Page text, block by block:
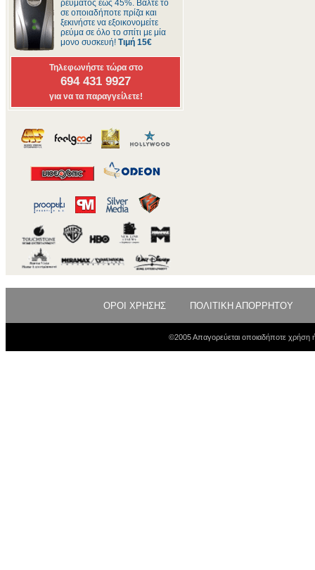
ρεύματος εως 45%. Βάλτε το
σε οποιαδήποτε πρίζα και
ξεκινήστε να εξοικονομείτε
ρεύμα σε όλο το σπίτι με μία
μονο συσκευή! Τιμή 15€
Τηλεφωνήστε τώρα στο
694 431 9927
για να τα παραγγείλετε!
ΟΡΟΙ ΧΡΗΣΗΣ ΠΟΛΙΤΙΚΗ ΑΠΟΡΡΗΤΟΥ
©2005 Απαγορεύεται οποιαδήποτε χρήση